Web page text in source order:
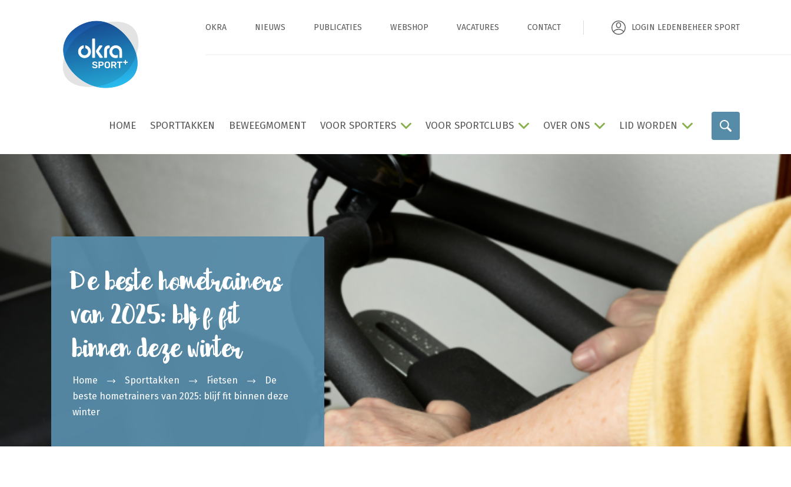
OKRA NIEUWS PUBLICATIES WEBSHOP VACATURES CONTACT LOGIN LEDENBEHEER SPORT
HOME SPORTTAKKEN BEWEEGMOMENT VOOR SPORTERS VOOR SPORTCLUBS OVER ONS LID WORDEN
De beste hometrainers
van 2025: blijf fit
binnen deze winter
Home Sporttakken Fietsen
De
beste hometrainers van 2025: blijf fit binnen deze
winter